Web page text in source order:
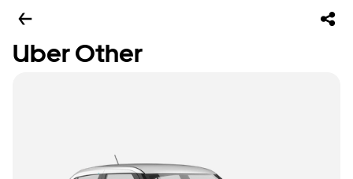
Uber Other